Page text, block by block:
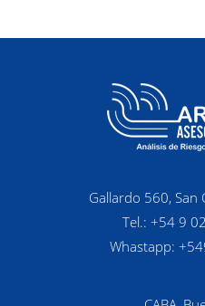
Gallardo 560, San
Tel.: +54 9
Whastapp: